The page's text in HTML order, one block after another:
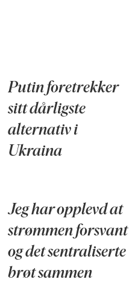
Putin foretrekker
sitt dårligste
alternativ i
Ukraina
Jeg har opplevd at
strømmen forsvant
og det sentraliserte
brøt sammen